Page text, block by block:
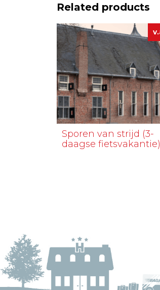
Related products
Sporen van strijd (3-
daagse fietsvakantie)